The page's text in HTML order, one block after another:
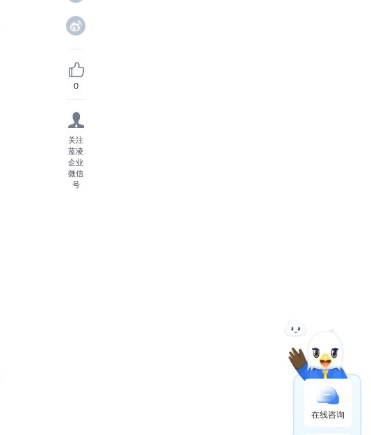
0
关注
蓝凌
企业
微信
号
在线咨询